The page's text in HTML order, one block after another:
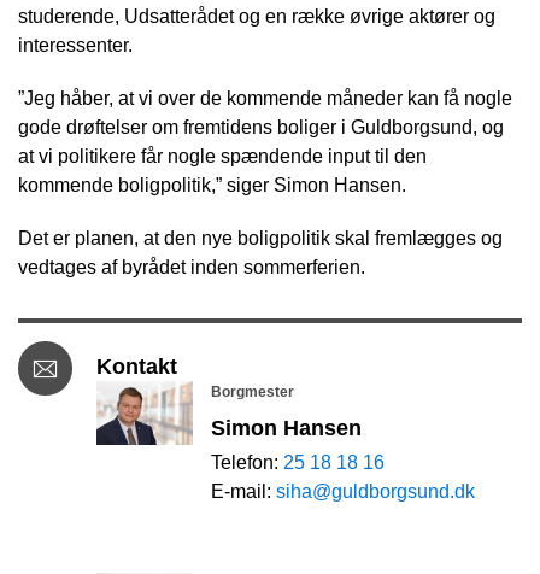
studerende, Udsatterådet og en række øvrige aktører og
interessenter.
”Jeg håber, at vi over de kommende måneder kan få nogle
gode drøftelser om fremtidens boliger i Guldborgsund, og
at vi politikere får nogle spændende input til den
kommende boligpolitik,” siger Simon Hansen.
Det er planen, at den nye boligpolitik skal fremlægges og
vedtages af byrådet inden sommerferien.
Kontakt
Borgmester
Simon Hansen
Telefon: 25 18 18 16
E-mail: siha@guldborgsund.dk